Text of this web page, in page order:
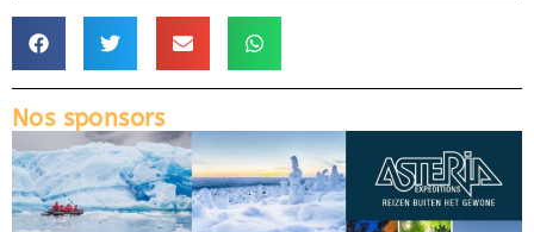
Nos sponsors